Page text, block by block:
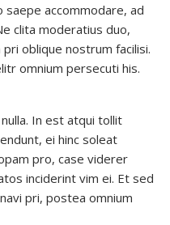
saepe accommodare, ad
clita moderatius duo,
oblique nostrum facilisi.
omnium persecuti his.
In est atqui tollit
ei hinc soleat
pro, case viderer
inciderint vim ei. Et sed
pri, postea omnium